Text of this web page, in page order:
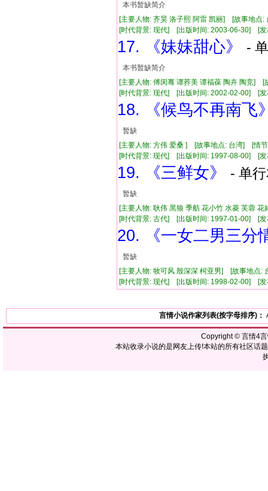
本书暂缺简介
[主要人物: 齐昊 洛子熙 阿雷 凯丽] [故事地点
[时代背景: 现代] [出版时间: 2003-06-30] [
17. 《妹妹甜心》 -
本书暂缺简介
[主要人物: 傅闵骞 谭荞美 谭福葆 陶卉 陶竞]
[时代背景: 现代] [出版时间: 2002-02-00] [
18. 《候鸟不再南飞
暂缺
[主要人物: 方伟 爱桑 ] [故事地点: 台湾] [情
[时代背景: 现代] [出版时间: 1997-08-00] [
19. 《三鲜女》 - 单
暂缺
[主要人物: 耿伟 黑狼 季舫 花小竹 水菱 芙蓉
[时代背景: 古代] [出版时间: 1997-01-00] [
20. 《一女二男三分
暂缺
[主要人物: 牧可风 殷深深 柯亚男] [故事地点
[时代背景: 现代] [出版时间: 1998-02-00] [
言情小说作家列表(按字母排序)：
Copyright © 言情4
本站收录小说的是网友上传!本站的所有社区话